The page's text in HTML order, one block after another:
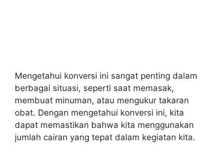
Mengetahui konversi ini sangat penting dalam
berbagai situasi, seperti saat memasak,
membuat minuman, atau mengukur takaran
obat. Dengan mengetahui konversi ini, kita
dapat memastikan bahwa kita menggunakan
jumlah cairan yang tepat dalam kegiatan kita.